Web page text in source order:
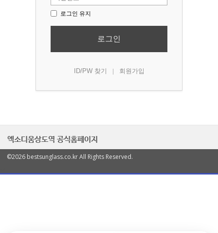
로그인 유지
로그인
ID/PW 찾기 회원가입
엑소디움상도역 공식홈페이지
©2026 bestsunglass.co.kr All Rights Reserved.